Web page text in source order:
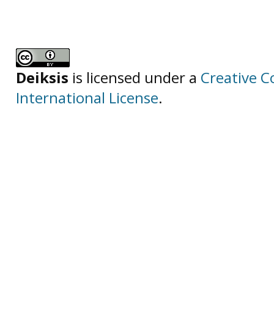
Deiksis is licensed under a Creative
International License.